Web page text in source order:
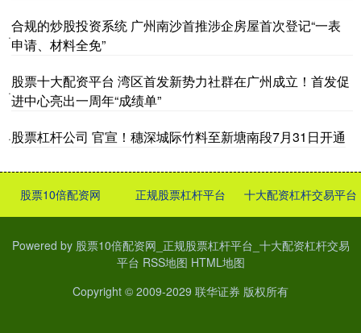
·
合规的炒股投资系统 广州南沙首推涉企房屋首次登记“一表
申请、材料全免”
·
股票十大配资平台 湾区首发新势力社群在广州成立！首发促
进中心亮出一周年“成绩单”
·股票杠杆公司 官宣！穗深城际竹料至新塘南段7月31日开通
股票10倍配资网 正规股票杠杆平台 十大配资杠杆交易平台
Powered by 股票10倍配资网_正规股票杠杆平台_十大配资杠杆交易
平台 RSS地图 HTML地图
Copyright © 2009-2029 联华证券 版权所有